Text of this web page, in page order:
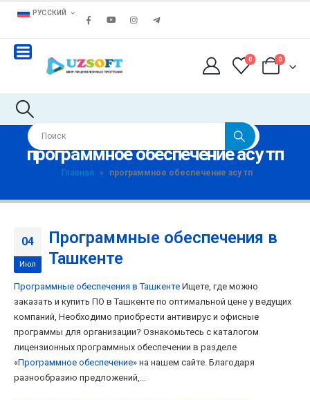
РУССКИЙ
0 0
программное обеспечение асу тп
Главная » программное обеспечение асу тп
04
Июл
Программные обеспечения в
Ташкенте
Программные обеспечения в Ташкенте Ищете, где можно
заказать и купить ПО в Ташкенте по оптимальной цене у ведущих
компаний, Необходимо приобрести антивирус и офисные
программы для организации? Ознакомьтесь с каталогом
лицензионных программных обеспечении в разделе
«Программное обеспечение» на нашем сайте. Благодаря
разнообразию предложений,...